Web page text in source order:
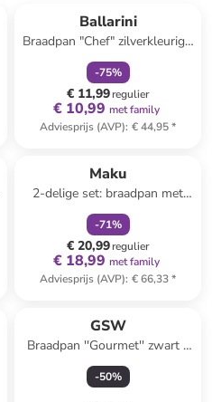
Ballarini
Braadpan "Chef" zilverkleurig -
Ø 40 cm
-75%
€ 11,99regulier
€ 10,99 met family
Adviesprijs (AVP): € 44,95*
Maku
2-delige set: braadpan met
deksel zwart/zilverkleurig - Ø
26 cm
-71%
€ 20,99regulier
€ 18,99 met family
Adviesprijs (AVP): € 66,33*
GSW
Braadpan ''Gourmet'' zwart -
Ø 20 cm
-50%